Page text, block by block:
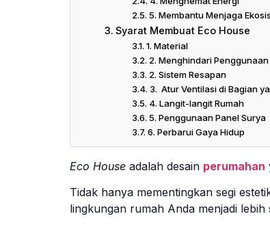
5. Membantu Menjaga
Syarat Membuat Eco House
1. Material
2. Menghindari
2. Sistem Resapan
3. Atur Ventilasi di Bagian
4. Langit-langit Rumah
5. Penggunaan Panel Surya
6. Perbarui Gaya Hidup
Eco House adalah desain perumahan
Tidak hanya mementingkan segi
lingkungan rumah Anda menjadi lebih